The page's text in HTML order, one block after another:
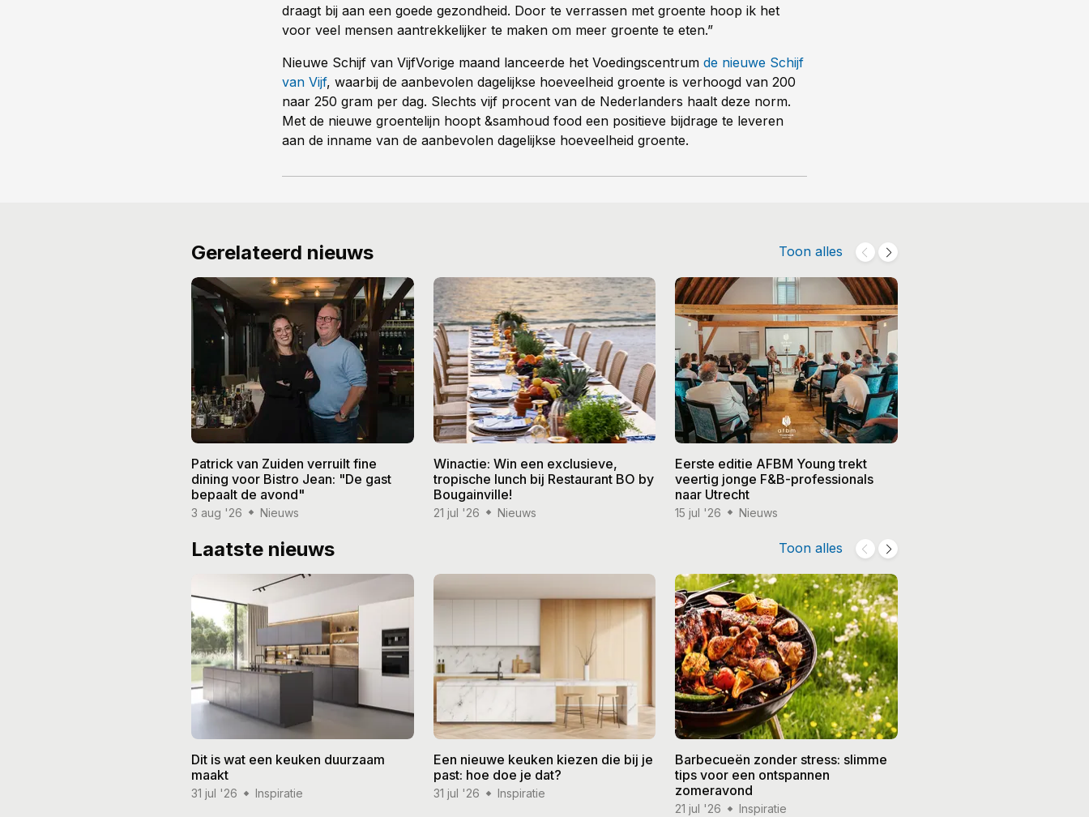
draagt bij aan een goede gezondheid. Door te verrassen met groente hoop ik het
voor veel mensen aantrekkelijker te maken om meer groente te eten.”
Nieuwe Schijf van VijfVorige maand lanceerde het Voedingscentrum de nieuwe Schijf
van Vijf, waarbij de aanbevolen dagelijkse hoeveelheid groente is verhoogd van 200
naar 250 gram per dag. Slechts vijf procent van de Nederlanders haalt deze norm.
Met de nieuwe groentelijn hoopt &samhoud food een positieve bijdrage te leveren
aan de inname van de aanbevolen dagelijkse hoeveelheid groente.
Gerelateerd nieuws Toon alles
Patrick van Zuiden verruilt fine
dining voor Bistro Jean: "De gast
bepaalt de avond"
3 aug '26 Nieuws
Winactie: Win een exclusieve,
tropische lunch bij Restaurant BO by
Bougainville!
21 jul '26 Nieuws
Eerste editie AFBM Young trekt
veertig jonge F&B-professionals
naar Utrecht
15 jul '26 Nieuws
Laatste nieuws Toon alles
Dit is wat een keuken duurzaam
maakt
31 jul '26 Inspiratie
Een nieuwe keuken kiezen die bij je
past: hoe doe je dat?
31 jul '26 Inspiratie
Barbecueën zonder stress: slimme
tips voor een ontspannen
zomeravond
21 jul '26 Inspiratie